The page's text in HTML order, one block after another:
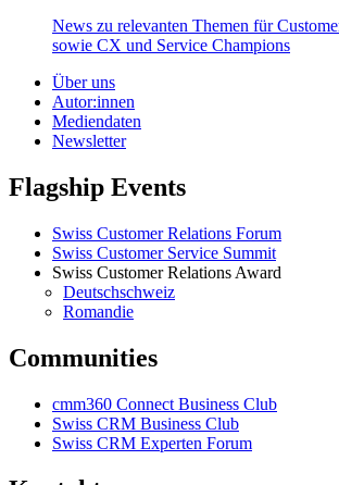
News zu relevanten Themen für
sowie CX und Service Champions
Über uns
Autor:innen
Mediendaten
Newsletter
Flagship Events
Swiss Customer Relations Forum
Swiss Customer Service Summit
Swiss Customer Relations Award
Deutschschweiz
Romandie
Communities
cmm360 Connect Business Club
Swiss CRM Business Club
Swiss CRM Experten Forum